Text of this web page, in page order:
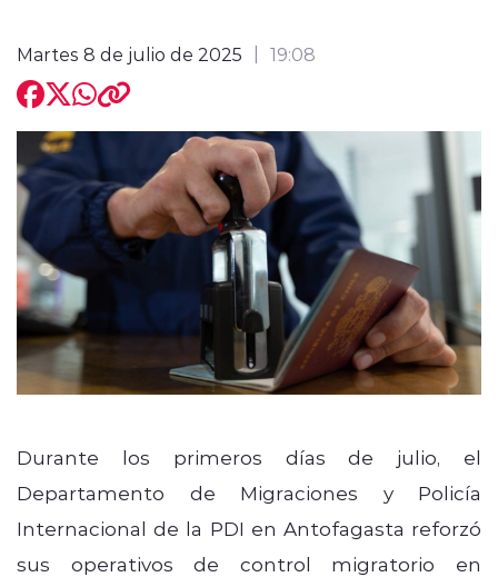
Martes 8 de julio de 2025 19:08
Durante los primeros días de julio, el
Departamento de Migraciones y Policía
Internacional de la PDI en Antofagasta reforzó
sus operativos de control migratorio en